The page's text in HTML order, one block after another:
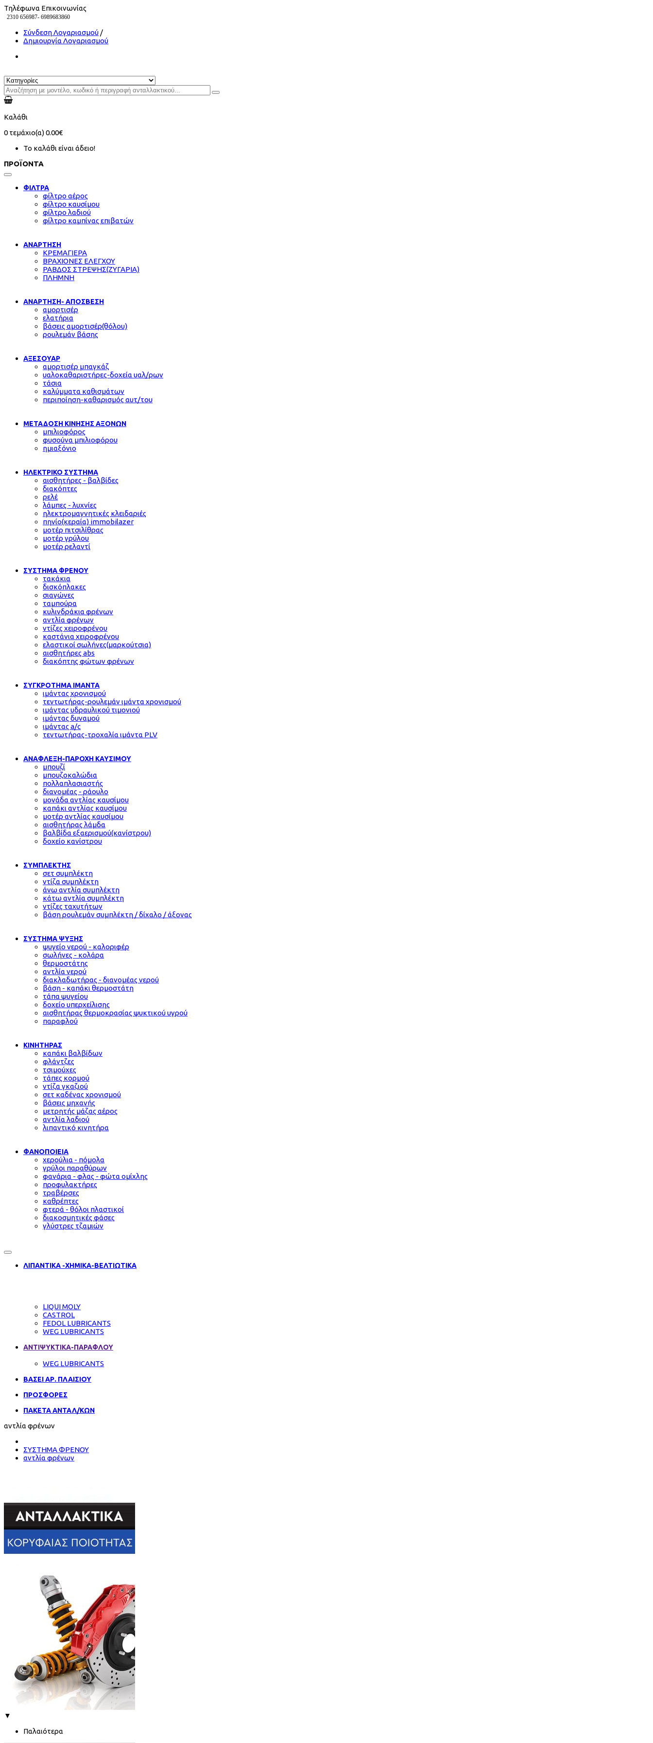
Τηλέφωνα Επικοινωνίας
2310 656987- 6989683860
Σύνδεση Λογαριασμού /
Δημιουργία Λογαριασμού
Καλάθι
0τεμάχιο(α)0.00€
Το καλάθι είναι άδειο!
ΠΡΟΪΟΝΤΑ
ΦΙΛΤΡΑ
φίλτρο αέρος
φίλτρο καυσίμου
φίλτρο λαδιού
φίλτρο καμπίνας επιβατών
ΑΝΑΡΤΗΣΗ
ΚΡΕΜΑΓΙΕΡΑ
ΒΡΑΧΙΟΝΕΣ ΕΛΕΓΧΟΥ
ΡΑΒΔΟΣ ΣΤΡΕΨΗΣ(ΖΥΓΑΡΙΑ)
ΠΛΗΜΝΗ
ΑΝΑΡΤΗΣΗ- ΑΠΟΣΒΕΣΗ
αμορτισέρ
ελατήρια
βάσεις αμορτισέρ(θόλου)
ρουλεμάν βάσης
ΑΞΕΣΟΥΑΡ
αμορτισέρ μπαγκάζ
υαλοκαθαριστήρες-δοχεία υαλ/ρων
τάσια
καλύμματα καθισμάτων
περιποίηση-καθαρισμός αυτ/του
ΜΕΤΑΔΟΣΗ ΚΙΝΗΣΗΣ ΑΞΟΝΩΝ
μπιλιοφόρος
φυσούνα μπιλιοφόρου
ημιαξόνιο
ΗΛΕΚΤΡΙΚΟ ΣΥΣΤΗΜΑ
αισθητήρες - βαλβίδες
διακόπτες
ρελέ
λάμπες - λυχνίες
ηλεκτρομαγνητικές κλειδαριές
πηνίο(κεραία) immobilazer
μοτέρ πιτσιλίθρας
μοτέρ γρύλου
μοτέρ ρελαντί
ΣΥΣΤΗΜΑ ΦΡΕΝΟΥ
τακάκια
δισκόπλακες
σιαγώνες
ταμπούρα
κυλινδράκια φρένων
αντλία φρένων
ντίζες χειροφρένου
καστάνια χειροφρένου
ελαστικοί σωλήνες(μαρκούτσια)
αισθητήρες abs
διακόπτης φώτων φρένων
ΣΥΓΚΡΟΤΗΜΑ ΙΜΑΝΤΑ
ιμάντας χρονισμού
τεντωτήρας-ρουλεμάν ιμάντα χρονισμού
ιμάντας υδραυλικού τιμονιού
ιμάντας δυναμού
ιμάντας a/c
τεντωτήρας-τροχαλία ιμάντα PLV
ΑΝΑΦΛΕΞΗ-ΠΑΡΟΧΗ ΚΑΥΣΙΜΟΥ
μπουζί
μπουζοκαλώδια
πολλαπλασιαστής
διανομέας - ράουλο
μονάδα αντλίας καυσίμου
καπάκι αντλίας καυσίμου
μοτέρ αντλίας καυσίμου
αισθητήρας λάμδα
βαλβίδα εξαερισμού(κανίστρου)
δοχείο κανίστρου
ΣΥΜΠΛΕΚΤΗΣ
σετ συμπλέκτη
ντίζα συμπλέκτη
άνω αντλία συμπλέκτη
κάτω αντλία συμπλέκτη
ντίζες ταχυτήτων
βάση ρουλεμάν συμπλέκτη / δίχαλο / άξονας
ΣΥΣΤΗΜΑ ΨΥΞΗΣ
ψυγείο νερού - καλοριφέρ
σωλήνες - κολάρα
θερμοστάτης
αντλία νερού
διακλαδωτήρας - διανομέας νερού
βάση - καπάκι θερμοστάτη
τάπα ψυγείου
δοχείο υπερχείλισης
αισθητήρας θερμοκρασίας ψυκτικού υγρού
παραφλού
ΚΙΝΗΤΗΡΑΣ
καπάκι βαλβίδων
φλάντζες
τσιμούχες
τάπες κορμού
ντίζα γκαζιού
σετ καδένας χρονισμού
βάσεις μηχανής
μετρητής μάζας αέρος
αντλία λαδιού
λιπαντικό κινητήρα
ΦΑΝΟΠΟΙΕΙΑ
χερούλια - πόμολα
γρύλοι παραθύρων
φανάρια - φλας - φώτα ομίχλης
προφυλακτήρες
τραβέρσες
καθρέπτες
φτερά - θόλοι πλαστικοί
διακοσμητικές φάσες
γλύστρες τζαμιών
ΛΙΠΑΝΤΙΚΑ -ΧΗΜΙΚΑ-ΒΕΛΤΙΩΤΙΚΑ
LIQUI MOLY
CASTROL
FEDOL LUBRICANTS
WEG LUBRICANTS
ΑΝΤΙΨΥΚΤΙΚΑ-ΠΑΡΑΦΛΟΥ
WEG LUBRICANTS
ΒΑΣΕΙ ΑΡ. ΠΛΑΙΣΙΟΥ
ΠΡΟΣΦΟΡΕΣ
ΠΑΚΕΤΑ ΑΝΤΑΛ/ΚΩΝ
αντλία φρένων
ΣΥΣΤΗΜΑ ΦΡΕΝΟΥ
αντλία φρένων
▼
Παλαιότερα